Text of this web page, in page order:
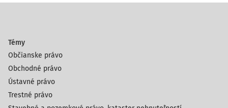
Témy
Občianske právo
Obchodné právo
Ústavné právo
Trestné právo